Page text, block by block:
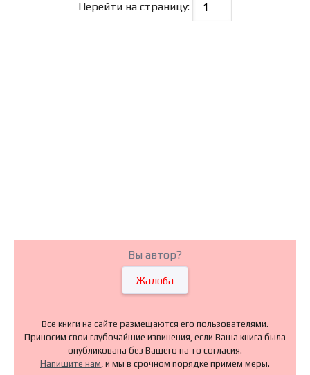
Перейти на страницу:
Вы автор?
Жалоба
Все книги на сайте размещаются его пользователями.
Приносим свои глубочайшие извинения, если Ваша книга была
опубликована без Вашего на то согласия.
Напишите нам , и мы в срочном порядке примем меры.